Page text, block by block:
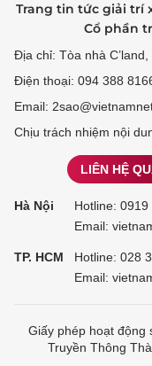
Trang tin tức giải trí
Cổ phần
Địa chỉ: Tòa nhà
Điện thoại: 094 388
Email:
Chịu trách nhiệm nội
LIÊN HỆ
Hà Nội Hotline: 0919
Email:
TP. HCM Hotline: 028
Email:
Giấy phép hoạt động
Truyền Thông